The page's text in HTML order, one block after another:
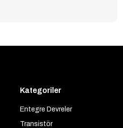
Kategoriler
Entegre Devreler
Transistör